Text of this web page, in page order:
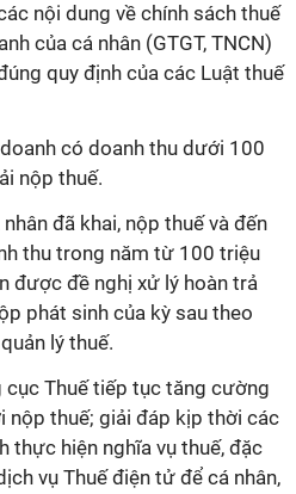
nội dung về chính sách thuế
của cá nhân (GTGT, TNCN)
quy định của các Luật thuế
có doanh thu dưới 100
nộp thuế.
đã khai, nộp thuế và đến
thu trong năm từ 100 triệu
được đề nghị xử lý hoàn trả
phát sinh của kỳ sau theo
lý thuế.
cục Thuế tiếp tục tăng cường
nộp thuế; giải đáp kịp thời các
thực hiện nghĩa vụ thuế, đặc
vụ Thuế điện tử để cá nhân,